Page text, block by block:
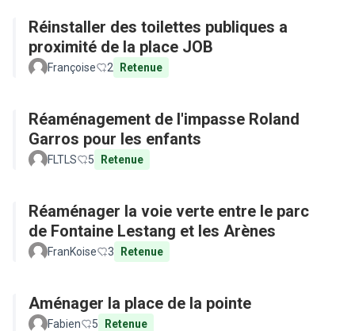
Réinstaller des toilettes publiques a
proximité de la place JOB
Françoise 2 Retenue
Réaménagement de l'impasse Roland
Garros pour les enfants
FLTLS 5 Retenue
Réaménager la voie verte entre le parc
de Fontaine Lestang et les Arènes
FranKoise 3 Retenue
Aménager la place de la pointe
Fabien 5 Retenue